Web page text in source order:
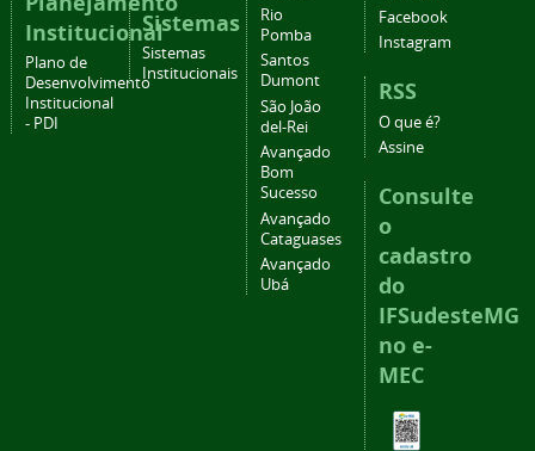
Institucional
Plano de
Desenvolvimento
Institucional
- PDI
Sistemas
Sistemas
Institucionais
Rio
Pomba
Santos
Dumont
São João
del-Rei
Avançado
Bom
Sucesso
Avançado
Cataguases
Avançado
Ubá
Facebook
Instagram
RSS
O que é?
Assine
Consulte
o
cadastro
do
IFSudesteMG
no e-
MEC